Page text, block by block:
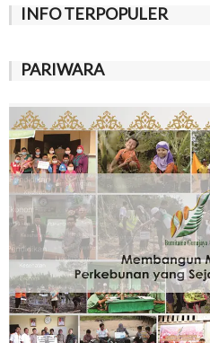
INFO TERPOPULER
PARIWARA